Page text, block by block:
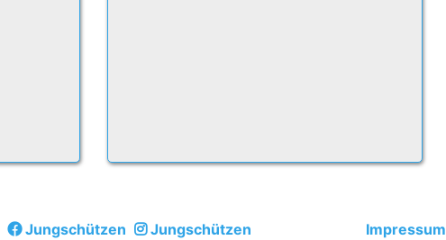
Jungschützen Jungschützen Impressum